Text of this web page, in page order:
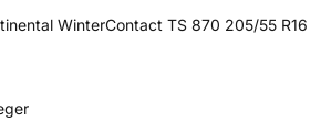
WinterContact TS 870 205/55 R16